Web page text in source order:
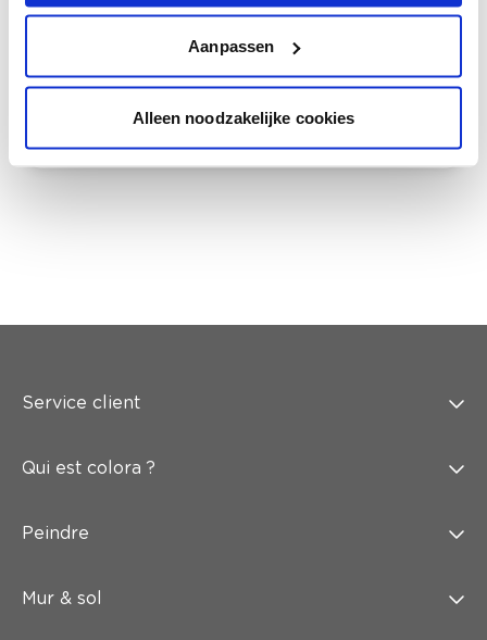
Aanpassen
Alleen noodzakelijke cookies
Obtenez un conseil couleur en fonction de
l'éclairage et de votre mobilier.
Service client
Qui est colora ?
Peindre
Mur & sol